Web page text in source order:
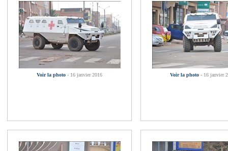
Voir la photo - 16 janvier 2016 Voir la photo - 16 janvier